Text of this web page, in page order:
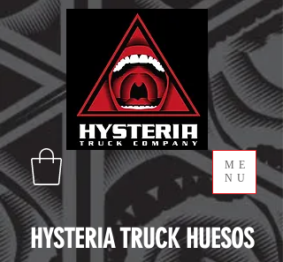
ME
NU
HYSTERIA TRUCK HUESOS